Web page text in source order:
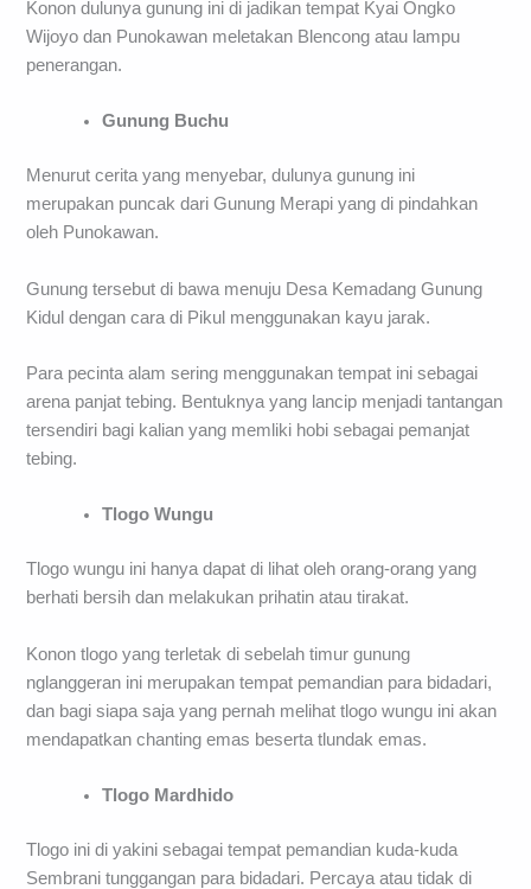
Konon dulunya gunung ini di jadikan tempat Kyai Ongko
Wijoyo dan Punokawan meletakan Blencong atau lampu
penerangan.
Gunung Buchu
Menurut cerita yang menyebar, dulunya gunung ini
merupakan puncak dari Gunung Merapi yang di pindahkan
oleh Punokawan.
Gunung tersebut di bawa menuju Desa Kemadang Gunung
Kidul dengan cara di Pikul menggunakan kayu jarak.
Para pecinta alam sering menggunakan tempat ini sebagai
arena panjat tebing. Bentuknya yang lancip menjadi tantangan
tersendiri bagi kalian yang memliki hobi sebagai pemanjat
tebing.
Tlogo Wungu
Tlogo wungu ini hanya dapat di lihat oleh orang-orang yang
berhati bersih dan melakukan prihatin atau tirakat.
Konon tlogo yang terletak di sebelah timur gunung
nglanggeran ini merupakan tempat pemandian para bidadari,
dan bagi siapa saja yang pernah melihat tlogo wungu ini akan
mendapatkan chanting emas beserta tlundak emas.
Tlogo Mardhido
Tlogo ini di yakini sebagai tempat pemandian kuda-kuda
Sembrani tunggangan para bidadari. Percaya atau tidak di